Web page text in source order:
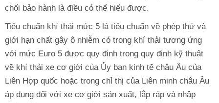
chối bảo hành là điều có thể hiểu được.
Tiêu chuẩn khí thải mức 5 là tiêu chuẩn về phép thử và
giới hạn chất gây ô nhiễm có trong khí thải tương ứng
với mức Euro 5 được quy định trong quy định kỹ thuật
về khí thải xe cơ giới của Ủy ban kinh tế châu Âu của
Liên Hợp quốc hoặc trong chỉ thị của Liên minh châu Âu
áp dụng đối với xe cơ giới sản xuất, lắp ráp và nhập